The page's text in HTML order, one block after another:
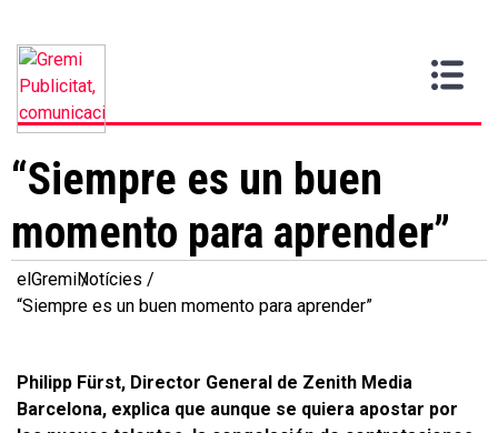
Inici Contacta
“Siempre es un buen
momento para aprender”
elGremiNotícies
“Siempre es un buen momento para aprender”
Philipp Fürst, Director General de Zenith Media
Barcelona, explica que aunque se quiera apostar por